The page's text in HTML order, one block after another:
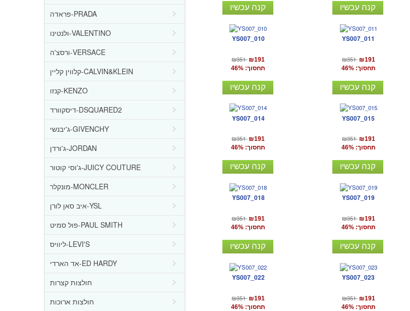
פראדה-PRADA
ולנטינו-VALENTINO
ורסצ'ה-VERSACE
קלווין קליין-CALVIN&KLEIN
קנזו-KENZO
דיסקוורד-DSQUARED2
ג'יבנשי-GIVENCHY
ג'ורדן-JORDAN
ג'וסי קוטור-JUICY COUTURE
מונקלר-MONCLER
איב סאן לורן-YSL
פול סמיט-PAUL SMITH
ליוויס-LEVI'S
אד הארדי-ED HARDY
חולצות קצרות
חולצות ארוכות
קנה עכשיו קנה עכשיו
YS007_010
₪351 ₪191
תחסוך: 46%
קנה עכשיו
YS007_011
₪351 ₪191
תחסוך: 46%
קנה עכשיו
YS007_014
₪351 ₪191
תחסוך: 46%
קנה עכשיו
YS007_015
₪351 ₪191
תחסוך: 46%
קנה עכשיו
YS007_018
₪351 ₪191
תחסוך: 46%
קנה עכשיו
YS007_019
₪351 ₪191
תחסוך: 46%
קנה עכשיו
YS007_022
₪351 ₪191
תחסוך: 46%
YS007_023
₪351 ₪191
תחסוך: 46%